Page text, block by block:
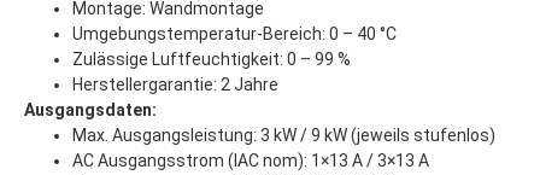
Montage: Wandmontage
Umgebungstemperatur-Bereich: 0 – 40 °C
Zulässige Luftfeuchtigkeit: 0 – 99 %
Herstellergarantie: 2 Jahre
Ausgangsdaten:
Max. Ausgangsleistung: 3 kW / 9 kW (jeweils stufenlos)
AC Ausgangsstrom (IAC nom): 1×13 A / 3×13 A